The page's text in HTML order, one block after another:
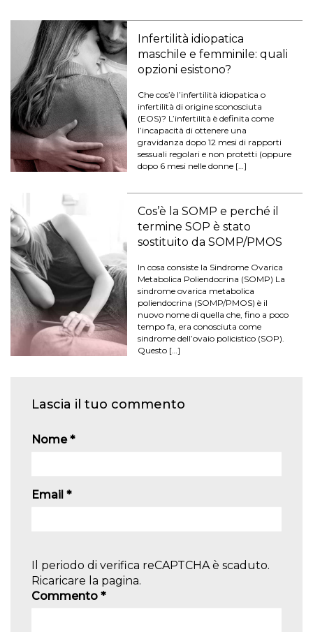
Infertilità idiopatica
maschile e femminile: quali
opzioni esistono?
Che cos’è l’infertilità idiopatica o
infertilità di origine sconosciuta
(EOS)? L’infertilità è definita come
l’incapacità di ottenere una
gravidanza dopo 12 mesi di rapporti
sessuali regolari e non protetti (oppure
dopo 6 mesi nelle donne […]
Cos’è la SOMP e perché il
termine SOP è stato
sostituito da SOMP/PMOS
In cosa consiste la Sindrome Ovarica
Metabolica Poliendocrina (SOMP) La
sindrome ovarica metabolica
poliendocrina (SOMP/PMOS) è il
nuovo nome di quella che, fino a poco
tempo fa, era conosciuta come
sindrome dell’ovaio policistico (SOP).
Questo […]
Lascia il tuo commento
Nome*
Email *
Il periodo di verifica reCAPTCHA è scaduto.
Ricaricare la pagina.
Commento *